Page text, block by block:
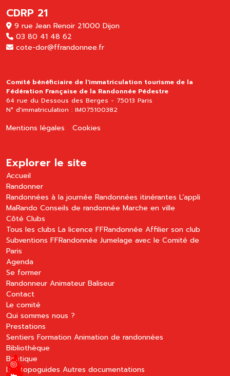
CDRP 21
9 rue Jean Renoir 21000 Dijon
03 80 41 48 62
cote-dor@ffrandonnee.fr
Comité bénéficiaire de l'immatriculation tourisme de la
Fédération Française de la Randonnée Pédestre
64 rue du Dessous des Berges - 75013 Paris
N° d'immatriculation : IM075100382
Mentions légales Cookies
Explorer le site
Accueil
Randonner
Randonnées à la journée Randonnées itinérantes L’appli
MaRando Conseils de randonnée Marche en ville
Côté Clubs
Tous les clubs La licence FFRandonnée Affilier son club
Subventions FFRandonnée Jumelage avec le Comité de
Paris
Agenda
Se former
Randonneur Animateur Baliseur
Contact
Le comité
Qui sommes nous ?
Prestations
Sentiers Formation Animation de randonnées
Bibliothèque
Boutique
Les topoguides Autres documentations